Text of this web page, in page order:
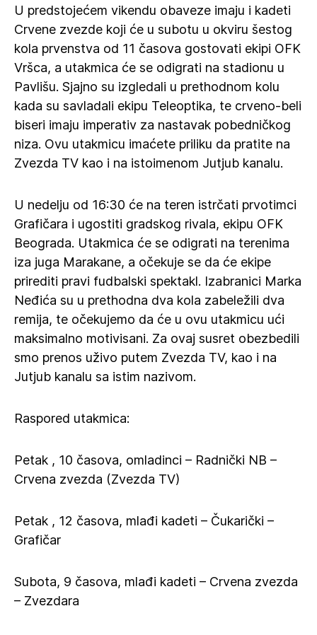
U predstojećem vikendu obaveze imaju i kadeti
Crvene zvezde koji će u subotu u okviru šestog
kola prvenstva od 11 časova gostovati ekipi OFK
Vršca, a utakmica će se odigrati na stadionu u
Pavlišu. Sjajno su izgledali u prethodnom kolu
kada su savladali ekipu Teleoptika, te crveno-beli
biseri imaju imperativ za nastavak pobedničkog
niza. Ovu utakmicu imaćete priliku da pratite na
Zvezda TV kao i na istoimenom Jutjub kanalu.
U nedelju od 16:30 će na teren istrčati prvotimci
Grafičara i ugostiti gradskog rivala, ekipu OFK
Beograda. Utakmica će se odigrati na terenima
iza juga Marakane, a očekuje se da će ekipe
prirediti pravi fudbalski spektakl. Izabranici Marka
Neđića su u prethodna dva kola zabeležili dva
remija, te očekujemo da će u ovu utakmicu ući
maksimalno motivisani. Za ovaj susret obezbedili
smo prenos uživo putem Zvezda TV, kao i na
Jutjub kanalu sa istim nazivom.
Raspored utakmica:
Petak , 10 časova, omladinci – Radnički NB –
Crvena zvezda (Zvezda TV)
Petak , 12 časova, mlađi kadeti – Čukarički –
Grafičar
Subota, 9 časova, mlađi kadeti – Crvena zvezda
– Zvezdara